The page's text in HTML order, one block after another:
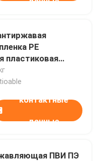
PE
пластиковая
контактные
данные
ПВИ ПЭ